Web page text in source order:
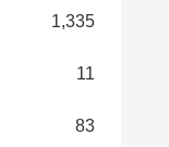
1,335
11
83